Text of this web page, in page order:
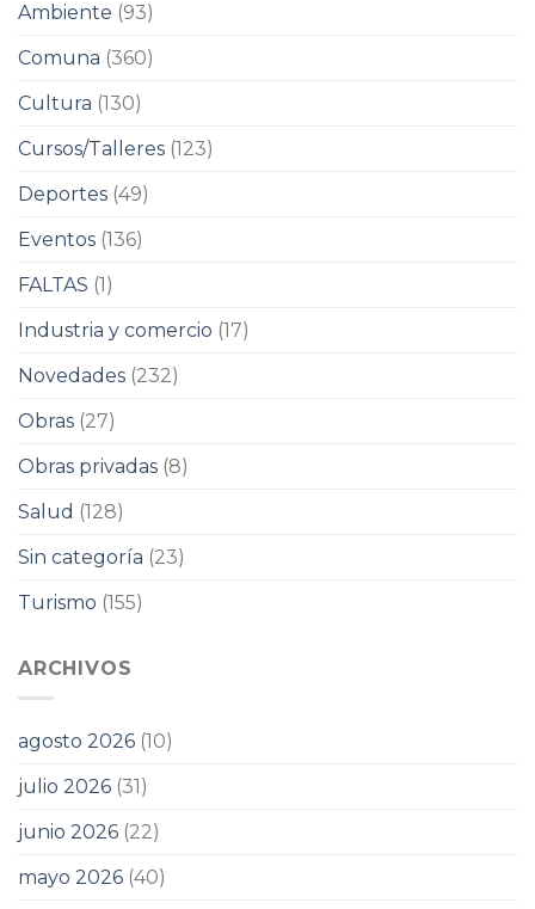
Ambiente (93)
Comuna (360)
Cultura (130)
Cursos/Talleres (123)
Deportes (49)
Eventos (136)
FALTAS (1)
Industria y comercio (17)
Novedades (232)
Obras (27)
Obras privadas (8)
Salud (128)
Sin categoría (23)
Turismo (155)
ARCHIVOS
agosto 2026 (10)
julio 2026 (31)
junio 2026 (22)
mayo 2026 (40)